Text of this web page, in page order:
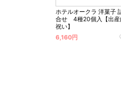
ホテルオークラ 洋菓子
合せ 4種20個入【出産
祝い】
6,160円